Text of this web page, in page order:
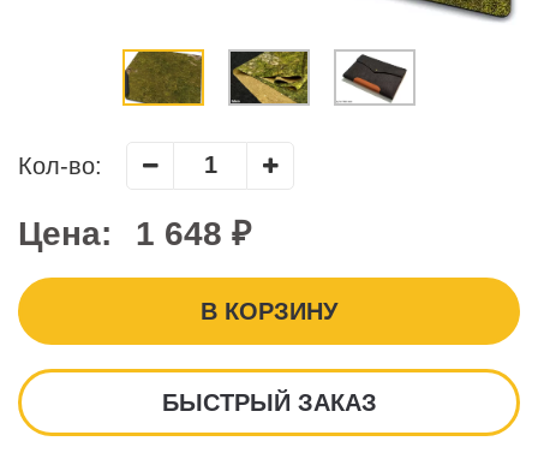
Кол-во:
Цена: 1 648 ₽
В КОРЗИНУ
БЫСТРЫЙ ЗАКАЗ